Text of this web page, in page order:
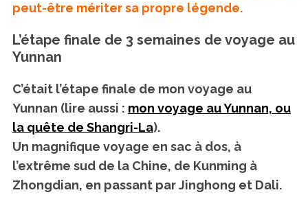
peut-être mériter sa propre légende.
L’étape finale de 3 semaines de voyage au
Yunnan
C’était l’étape finale de mon voyage au
Yunnan (lire aussi : mon voyage au Yunnan, ou
la quête de Shangri-La).
Un magnifique voyage en sac à dos, à
l’extrême sud de la Chine, de Kunming à
Zhongdian, en passant par Jinghong et Dali.